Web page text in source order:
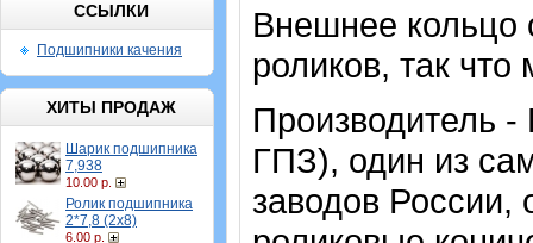
ССЫЛКИ
Подшипники качения
ХИТЫ ПРОДАЖ
Шарик подшипника
7,938
10.00 р.
Ролик подшипника
2*7,8 (2х8)
6.00 р.
Внешнее кольцо
роликов, так
Производитель
ГПЗ), один из
заводов России,